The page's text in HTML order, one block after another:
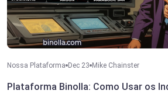
Nossa Plataforma Dec 23 Mike Chainster
Plataforma Binolla: Como Usar os